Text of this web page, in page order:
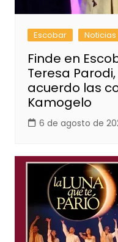
Escobar Noticias
Finde en
Teresa
acuerdo las
Kamogelo
6 de agosto de